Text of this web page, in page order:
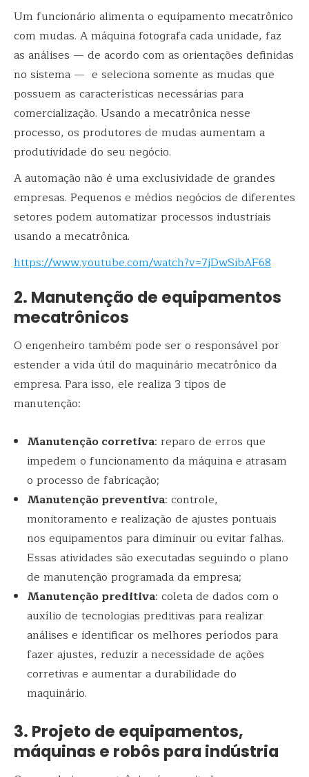
Um funcionário alimenta o equipamento mecatrônico
com mudas. A máquina fotografa cada unidade, faz
as análises — de acordo com as orientações definidas
no sistema — e seleciona somente as mudas que
possuem as características necessárias para
comercialização. Usando a mecatrônica nesse
processo, os produtores de mudas aumentam a
produtividade do seu negócio.
A automação não é uma exclusividade de grandes
empresas. Pequenos e médios negócios de diferentes
setores podem automatizar processos industriais
usando a mecatrônica.
https://www.youtube.com/watch?v=7jDwSibAF68
2. Manutenção de equipamentos
mecatrônicos
O engenheiro também pode ser o responsável por
estender a vida útil do maquinário mecatrônico da
empresa. Para isso, ele realiza 3 tipos de
manutenção:
Manutenção corretiva: reparo de erros que
impedem o funcionamento da máquina e atrasam
o processo de fabricação;
Manutenção preventiva: controle,
monitoramento e realização de ajustes pontuais
nos equipamentos para diminuir ou evitar falhas.
Essas atividades são executadas seguindo o plano
de manutenção programada da empresa;
Manutenção preditiva: coleta de dados com o
auxílio de tecnologias preditivas para realizar
análises e identificar os melhores períodos para
fazer ajustes, reduzir a necessidade de ações
corretivas e aumentar a durabilidade do
maquinário.
3. Projeto de equipamentos,
máquinas e robôs para indústria